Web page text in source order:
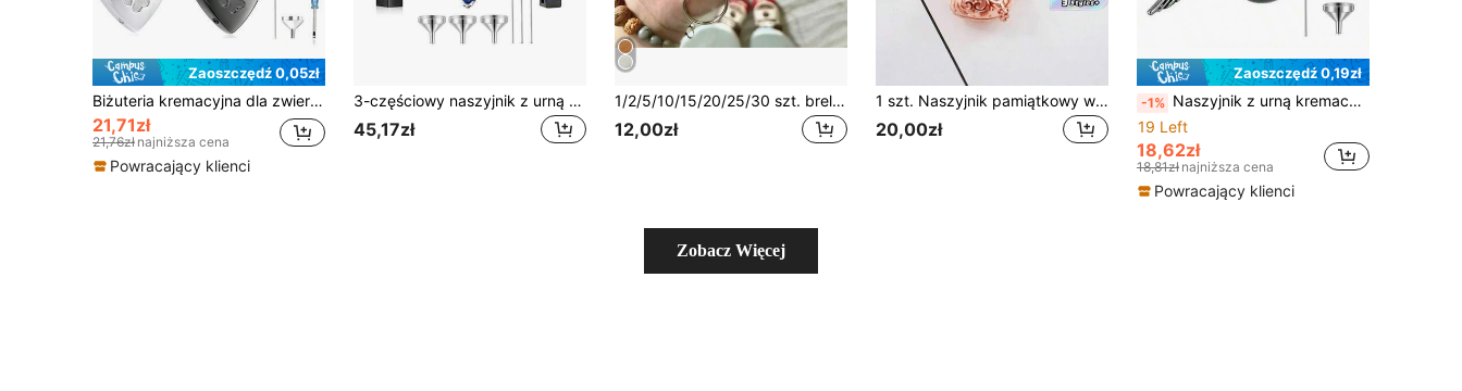
Zaoszczędź 0,05zł
Biżuteria kremacyjna dla zwierząt domowych na prochy wisiorek z odciskiem łapy zwierzęcego serca naszyjnik z urną biżuteria pamiątkowa na prochy zwierząt domowych/psów/kotów
21,71zł
21,76zł najniższa cena
Powracający klienci
3-częściowy naszyjnik z urną kremacyjną na prochy, pionowy krzyż, kryształowy naszyjnik w kształcie serca, urna ze stali nierdzewnej, wodoodporny wisiorek pamiątkowy, biżuteria kremacyjna
45,17zł
1/2/5/10/15/20/25/30 szt. brelok pamiątkowy z sierścią zwierzęcia - uroczy wzór łapki, z miejscem na przechowywanie sierści psa/kota, pamiątka dla właściciela zwierzęcia, unikalny pomysł na prezent
12,00zł
1 szt. Naszyjnik pamiątkowy w jednym rozmiarze z okazji utraty zwierzaka, serce, wzór serca oceanicznego, złoto, srebro, różowe złoto, prezent upamiętniający śmierć kota i psa
20,00zł
Zaoszczędź 0,19zł
-1% Naszyjnik z urną kremacyjną w kształcie cylindra na prochy, pamiątkowy wisiorek z anielskimi skrzydłami ze stali nierdzewnej, biżuteria upamiętniająca
19 Left
18,62zł
18,81zł najniższa cena
Powracający klienci
Zobacz Więcej